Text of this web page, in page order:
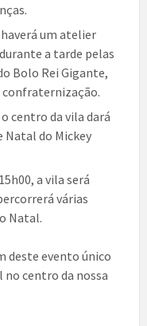
haverá um atelier
a tarde pelas
Bolo Rei Gigante,
o centro da vila dará
Natal do Mickey
a vila será
várias
Natal.
deste evento único
no centro da nossa